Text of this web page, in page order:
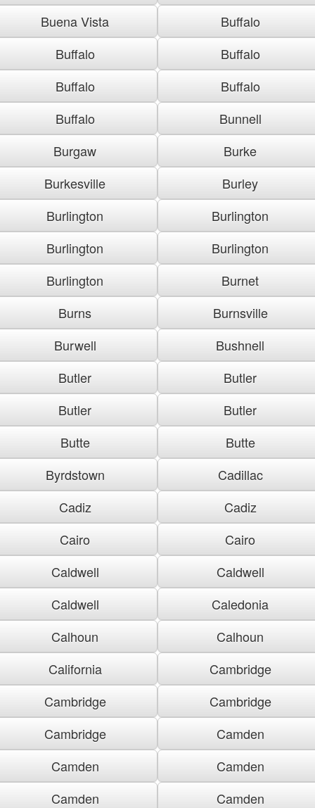
Buena Vista
Buffalo
Buffalo
Buffalo
Buffalo
Buffalo
Buffalo
Bunnell
Burgaw
Burke
Burkesville
Burley
Burlington
Burlington
Burlington
Burlington
Burlington
Burnet
Burns
Burnsville
Burwell
Bushnell
Butler
Butler
Butler
Butler
Butte
Butte
Byrdstown
Cadillac
Cadiz
Cadiz
Cairo
Cairo
Caldwell
Caldwell
Caldwell
Caledonia
Calhoun
Calhoun
California
Cambridge
Cambridge
Cambridge
Cambridge
Camden
Camden
Camden
Camden
Camden